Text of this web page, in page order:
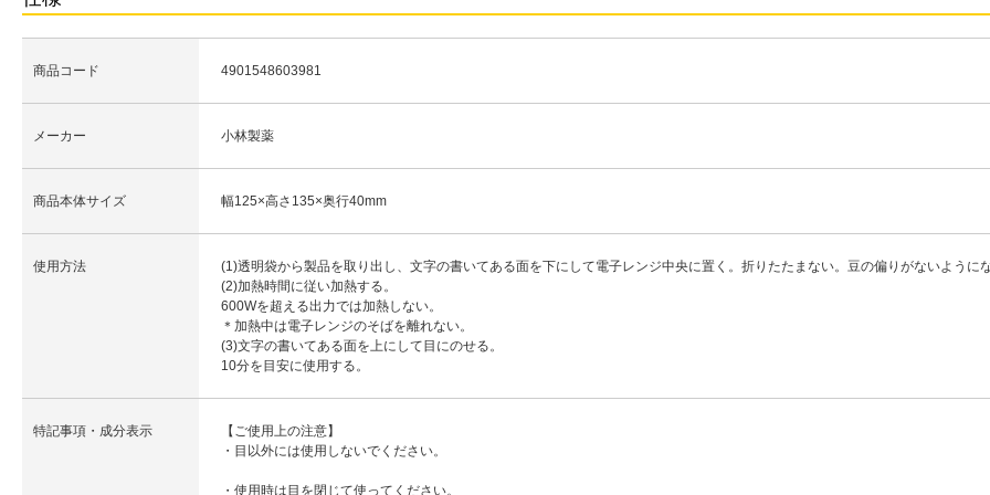
商品コード 4901548603981
メーカー 小林製薬
商品本体サイズ 幅125×高さ135×奥行40mm
使用方法
(1)透明袋から製品を取り出し、文字の書いてある面を下にして電子レンジ中央に置く。折りたたまない。豆の偏りがないように
(2)加熱時間に従い加熱する。
600Wを超える出力では加熱しない。
＊加熱中は電子レンジのそばを離れない。
(3)文字の書いてある面を上にして目にのせる。
10分を目安に使用する。
特記事項・成分表示
【ご使用上の注意】
・目以外には使用しないでください。
・使用時は目を閉じて使ってください。